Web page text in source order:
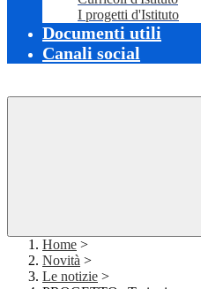
I progetti d'Istituto
Documenti utili
Canali social
Home >
Novità >
Le notizie >